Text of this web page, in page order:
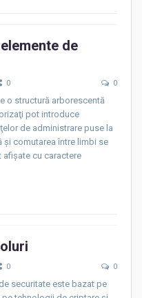
de
0 0
o structură arborescentă
pot introduce
de administrare puse la
şi comutarea între limbi se
afişate cu caractere
0 0
securitate este bazat pe